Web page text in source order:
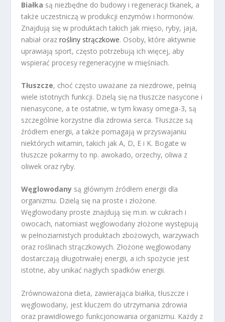
Białka są niezbędne do budowy i regeneracji tkanek, a
także uczestniczą w produkcji enzymów i hormonów.
Znajdują się w produktach takich jak mięso, ryby, jaja,
nabiał orazrośliny strączkowe. Osoby, które aktywnie
uprawiają sport, często potrzebują ich więcej, aby
wspierać procesy regeneracyjne w mięśniach.
Tłuszcze, choć często uważane za niezdrowe, pełnią
wiele istotnych funkcji. Dzielą się na tłuszcze nasycone i
nienasycone, a te ostatnie, w tym kwasy omega-3, są
szczególnie korzystne dla zdrowia serca. Tłuszcze są
źródłem energii, a także pomagają w przyswajaniu
niektórych witamin, takich jak A, D, E i K. Bogate w
tłuszcze pokarmy to np. awokado, orzechy, oliwa z
oliwek oraz ryby.
Węglowodany są głównym źródłem energii dla
organizmu. Dzielą się na proste i złożone.
Węglowodany proste znajdują się m.in. w cukrach i
owocach, natomiast węglowodany złożone występują
w pełnoziarnistych produktach zbożowych, warzywach
oraz roślinach strączkowych. Złożone węglowodany
dostarczają długotrwałej energii, a ich spożycie jest
istotne, aby unikać nagłych spadków energii.
Zrównoważona dieta, zawierająca białka, tłuszcze i
węglowodany, jest kluczem do utrzymania zdrowia
oraz prawidłowego funkcjonowania organizmu. Każdy z